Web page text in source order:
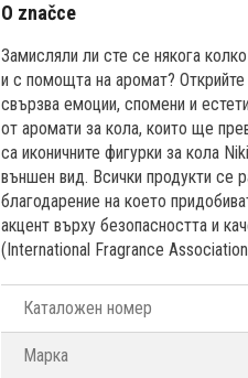
O značce
Замисляли ли сте се някога
и с помощта на аромат? Открийте
свързва емоции, спомени и
от аромати за кола, които ще
са иконичните фигурки за кола
външен вид. Всички продукти се
благодарение на което
акцент върху безопасността и
(International Fragrance
Каталожен номер
Марка